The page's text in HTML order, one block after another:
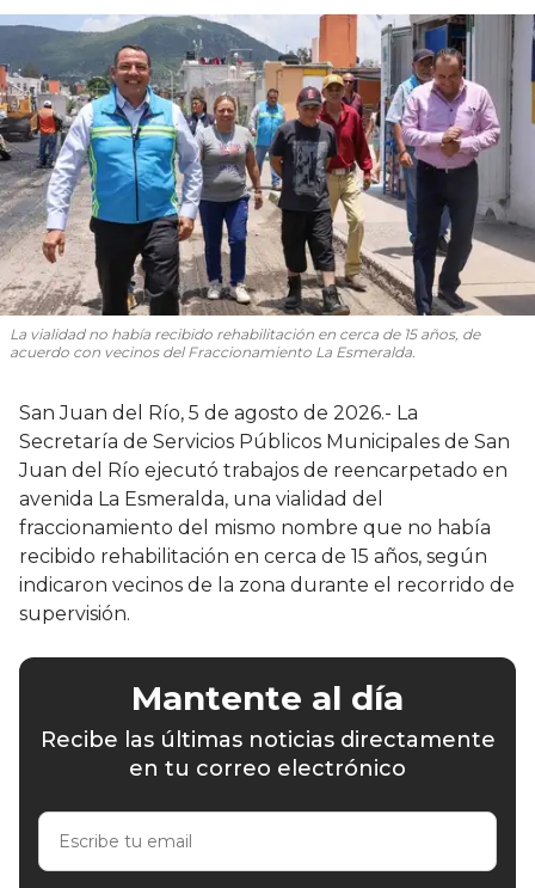
La vialidad no había recibido rehabilitación en cerca de 15 años, de
acuerdo con vecinos del Fraccionamiento La Esmeralda.
San Juan del Río, 5 de agosto de 2026.- La
Secretaría de Servicios Públicos Municipales de San
Juan del Río ejecutó trabajos de reencarpetado en
avenida La Esmeralda, una vialidad del
fraccionamiento del mismo nombre que no había
recibido rehabilitación en cerca de 15 años, según
indicaron vecinos de la zona durante el recorrido de
supervisión.
Mantente al día
Recibe las últimas noticias directamente
en tu correo electrónico
Escribe
email